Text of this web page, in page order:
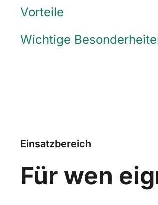
Vorteile
Wichtige
Einsatzbereich
Für wen